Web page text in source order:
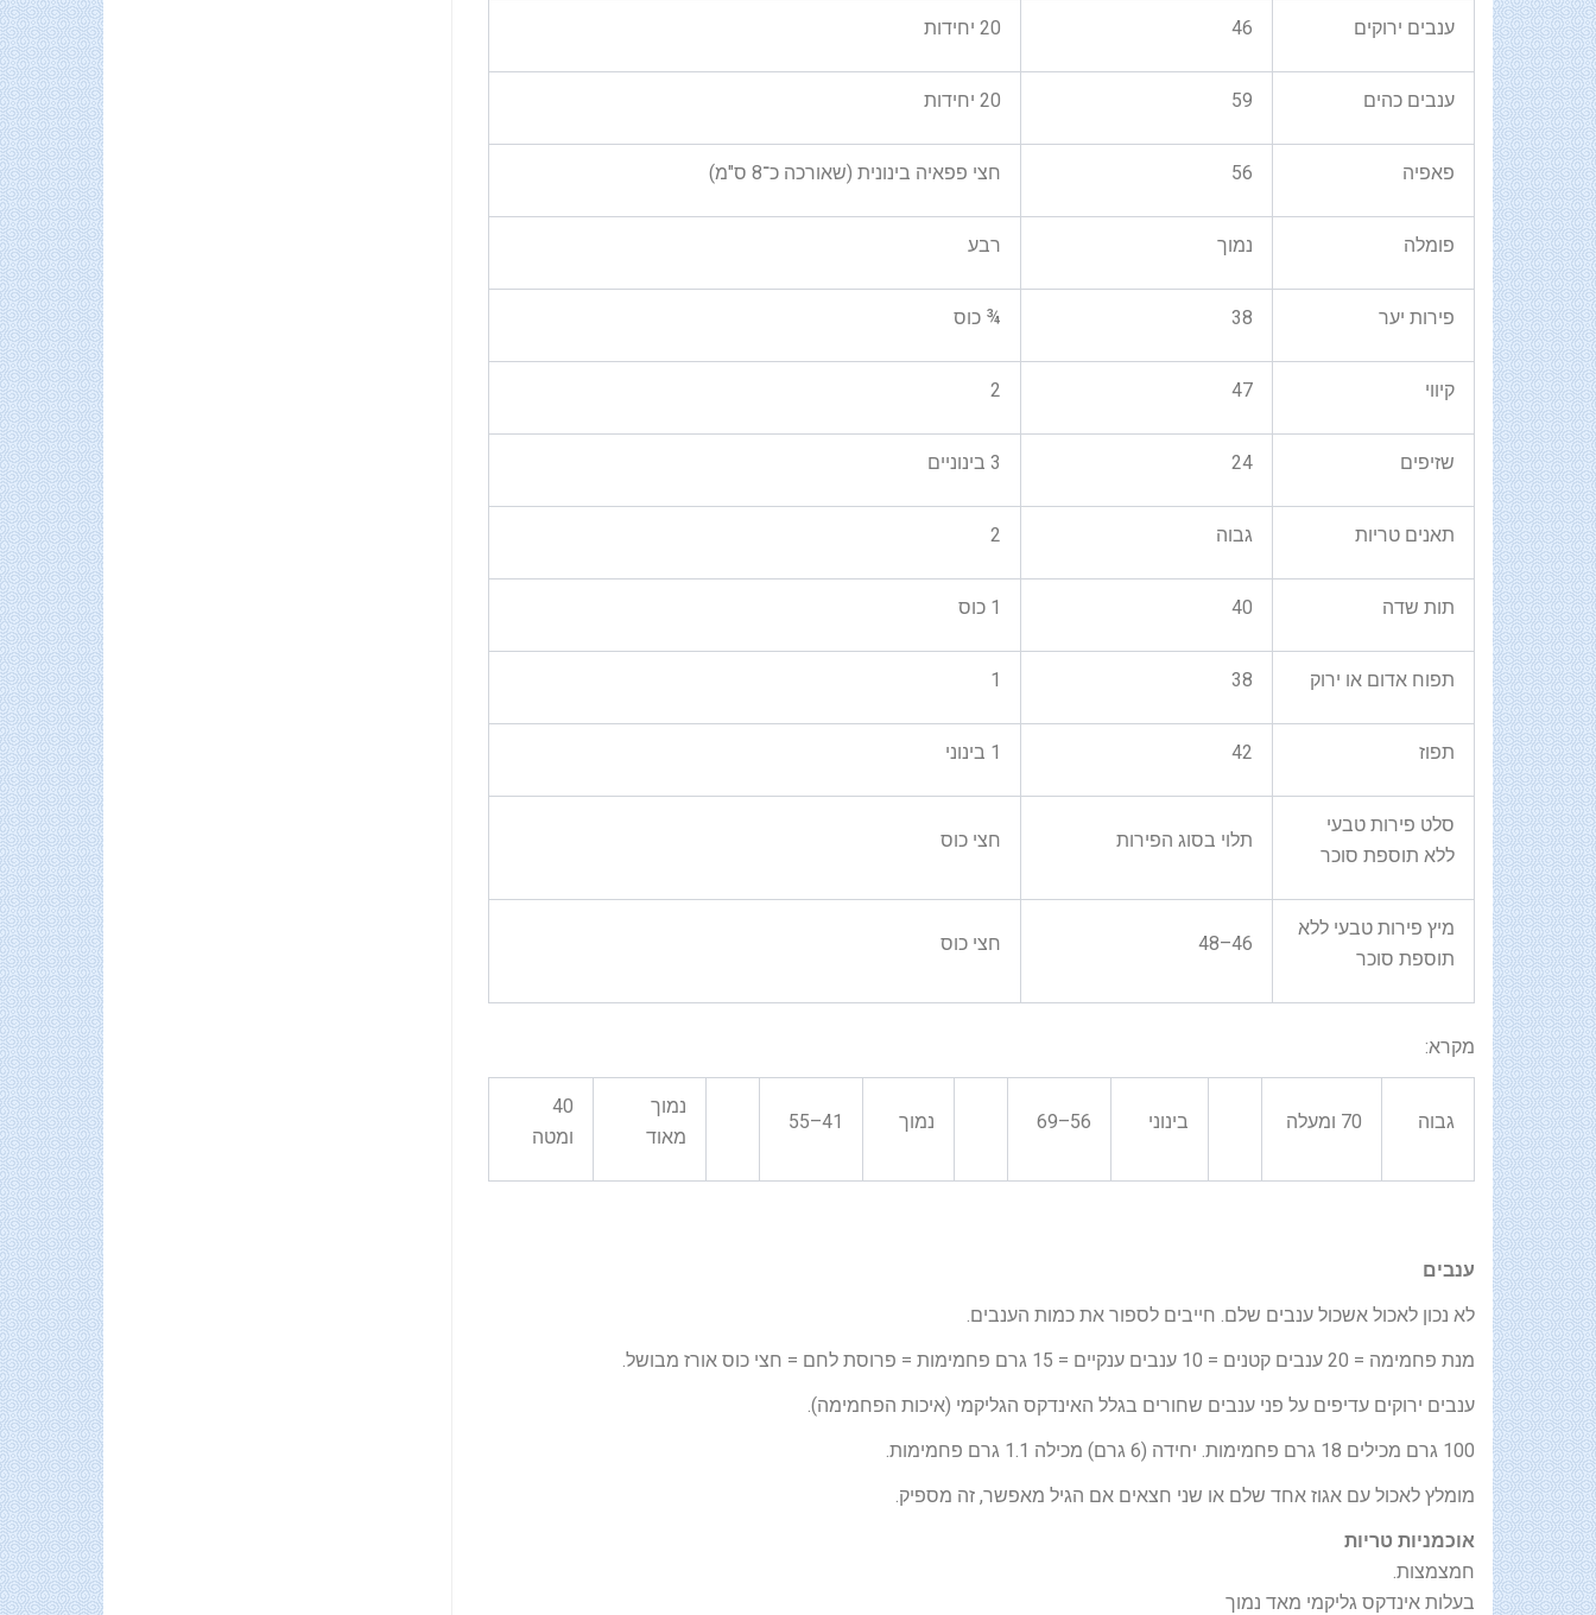
ענבים ירוקים 46 20 יחידות
ענבים כהים 59 20 יחידות
פאפיה 56 חצי פפאיה בינונית (שאורכה כ־8 ס"מ)
פומלה נמוך רבע
פירות יער 38 ¾ כוס
קיווי 47
2
שזיפים 24 3 בינוניים
תאנים טריות גבוה 2
תות שדה 40 1 כוס
תפוח אדום או ירוק 38
1
תפוז 42 1 בינוני
סלט פירות טבעי
ללא תוספת סוכר
תלוי בסוג הפירות חצי כוס
מיץ פירות טבעי ללא
תוספת סוכר
46–48 חצי כוס
מקרא:
גבוה 70 ומעלה בינוני 56–69 נמוך 41–55
נמוך
מאוד
40
ומטה
ענבים
לא נכון לאכול אשכול ענבים שלם. חייבים לספור את כמות הענבים.
מנת פחמימה = 20 ענבים קטנים = 10 ענבים ענקיים = 15 גרם פחמימות = פרוסת לחם = חצי כוס אורז מבושל.
ענבים ירוקים עדיפים על פני ענבים שחורים בגלל האינדקס הגליקמי (איכות הפחמימה).
100 גרם מכילים 18 גרם פחמימות. יחידה (6 גרם) מכילה 1.1 גרם פחמימות.
מומלץ לאכול עם אגוז אחד שלם או שני חצאים אם הגיל מאפשר, זה מספיק.
אוכמניות טריות
חמצמצות.
בעלות אינדקס גליקמי מאד נמוך